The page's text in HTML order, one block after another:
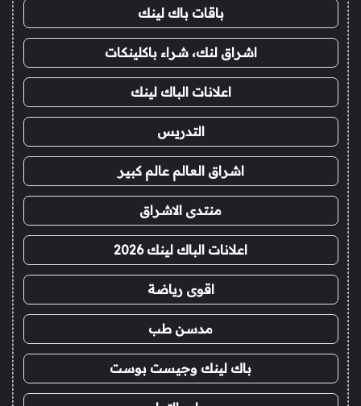
باقات باك لينك
اشراق لنك، شراء باكلينكات
اعلانات الباك لينك
التدريس
اشراق العالم عالم كبير
منتدى الاشراق
اعلانات الباك لينك 2026
اقوى رياضة
مدسن طب
باك لينك وجيست بوست